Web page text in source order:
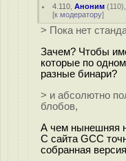
4.110 ,Аноним (110
[к модератору]
> Пока нет
Зачем? Чтобы
которые по
разные бинари?
> и абсолютно
блобов,
А чем нынешняя
С сайта GCC
собранная